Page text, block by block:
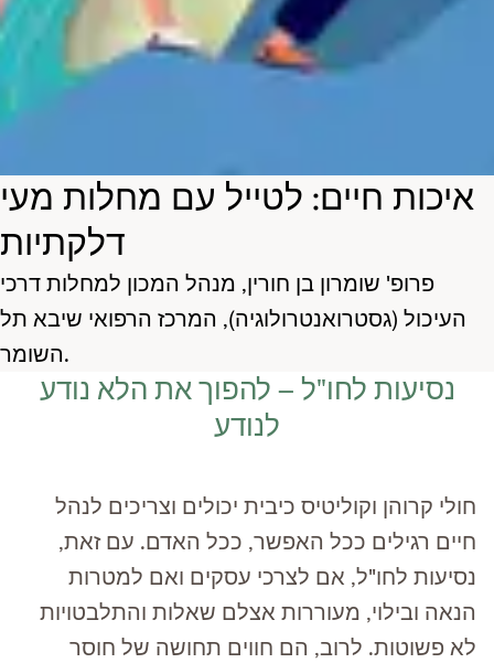
איכות חיים: לטייל עם מחלות מעי
דלקתיות
פרופ' שומרון בן חורין, מנהל המכון למחלות דרכי
העיכול (גסטרואנטרולוגיה), המרכז הרפואי שיבא תל
השומר.
נסיעות לחו"ל – להפוך את הלא נודע
לנודע
חולי קרוהן וקוליטיס כיבית יכולים וצריכים לנהל
חיים רגילים ככל האפשר, ככל האדם. עם זאת,
נסיעות לחו"ל, אם לצרכי עסקים ואם למטרות
הנאה ובילוי, מעוררות אצלם שאלות והתלבטויות
לא פשוטות. לרוב, הם חווים תחושה של חוסר